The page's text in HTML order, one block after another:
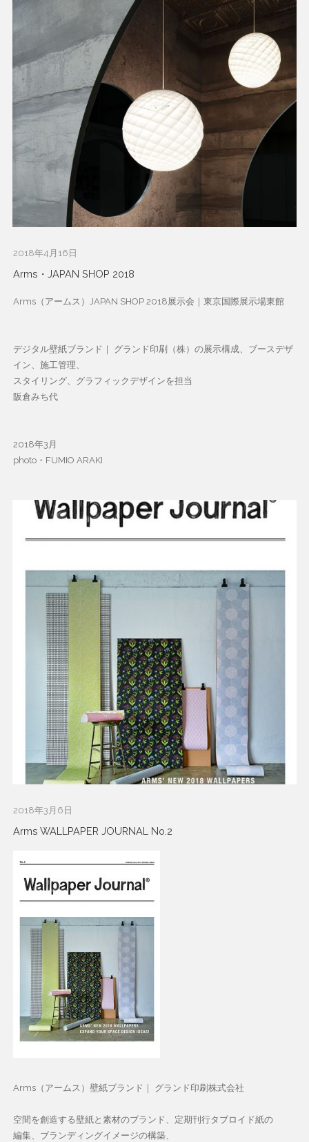
2018年4月16日
Arms・JAPAN SHOP 2018
Arms（アームス）JAPAN SHOP 2018展示会｜東京国際展示場東館
デジタル壁紙ブランド｜ グランド印刷（株）の展示構成、ブースデザ
イン、施工管理、
スタイリング、グラフィックデザインを担当
阪倉みち代
2018年3月
photo・FUMIO ARAKI
2018年3月6日
Arms WALLPAPER JOURNAL No.2
Arms（アームス）壁紙ブランド｜ グランド印刷株式会社
空間を創造する壁紙と素材のブランド、定期刊行タブロイド紙の
編集、ブランディングイメージの構築、